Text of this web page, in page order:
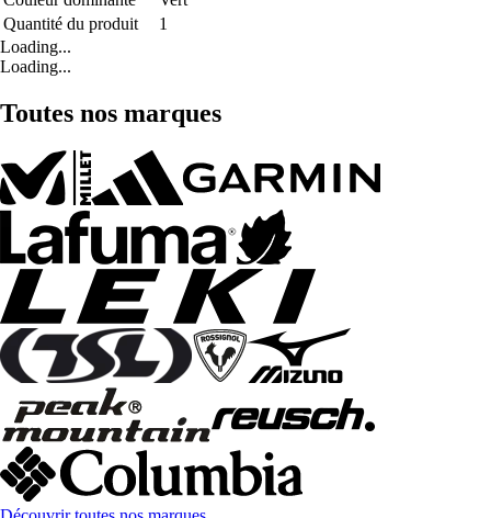
Quantité du produit
1
Loading...
Loading...
Toutes nos marques